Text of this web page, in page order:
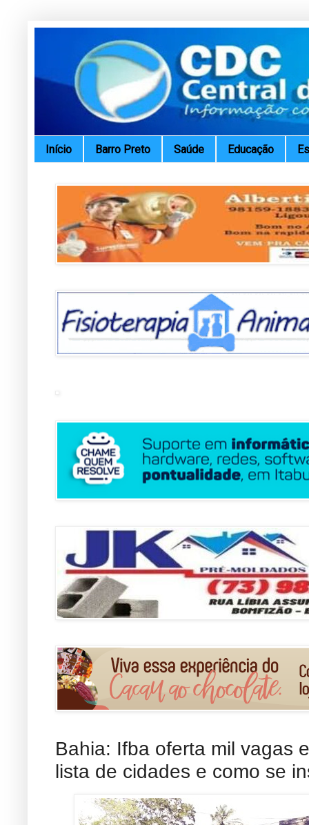
Início Barro Preto Saúde Educação
Bahia: Ifba oferta mil vagas
lista de cidades e como se